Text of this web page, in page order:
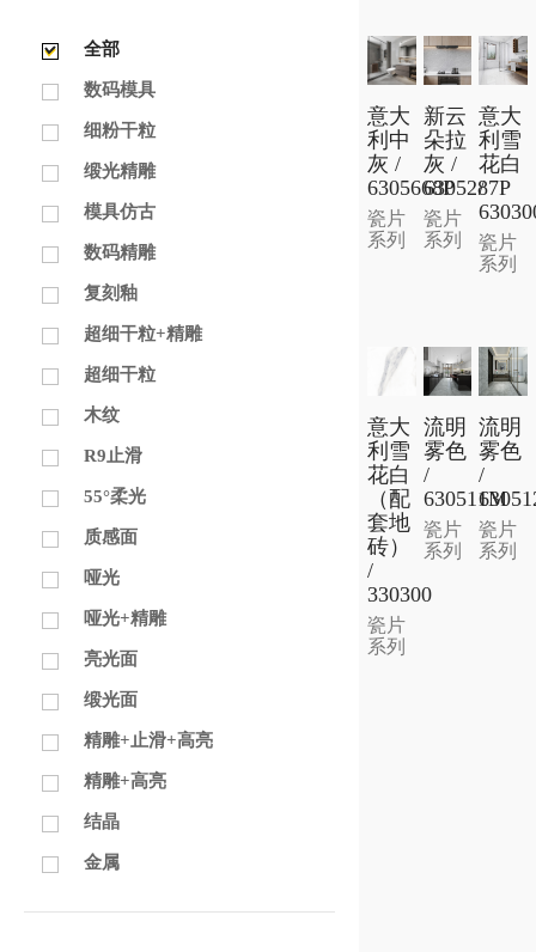
全部
数码模具
细粉干粒
缎光精雕
模具仿古
数码精雕
复刻釉
超细干粒+精雕
超细干粒
木纹
R9止滑
55°柔光
质感面
哑光
哑光+精雕
亮光面
缎光面
精雕+止滑+高亮
精雕+高亮
结晶
金属
意大
利中
灰 /
6305668P
瓷片
系列
新云
朵拉
灰 /
6305287P
瓷片
系列
意大
利雪
花白
/
瓷片
系列
意大
利雪
花白
（配
套地
砖）
/
330300
瓷片
系列
流明
雾色
/
630511M
瓷片
系列
流明
雾色
/
瓷片
系列